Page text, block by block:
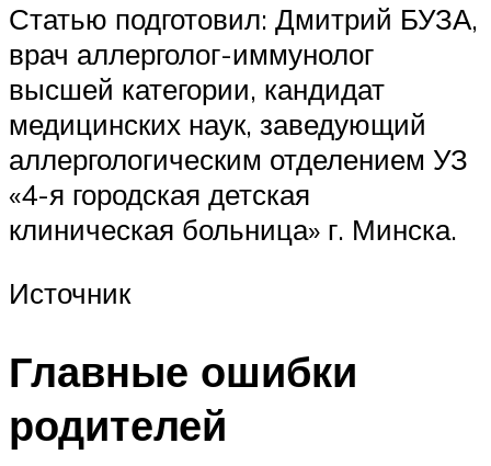
Статью подготовил: Дмитрий БУЗА,
врач аллерголог-иммунолог
высшей категории, кандидат
медицинских наук, заведующий
аллергологическим отделением УЗ
«4-я городская детская
клиническая больница» г. Минска.
Источник
Главные ошибки
родителей